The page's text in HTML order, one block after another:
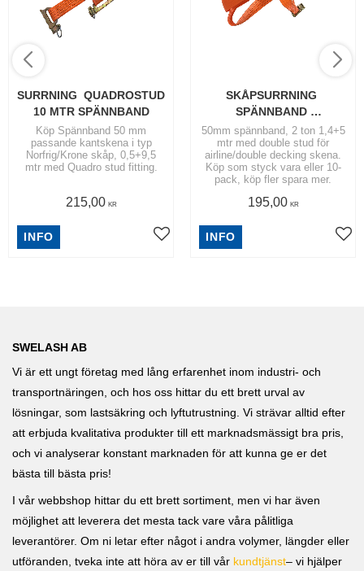
SURRNING  QUADROSTUD
10 MTR SPÄNNBAND
Köp Spännband 50 mm
passande kantskena i typ
Norfrig/Krone skåp, 0,5+9,5
mtr med Quadro stud fitting.
215,00 KR
INFO
SKÅPSURRNING
SPÄNNBAND
DOUBLESTUD
50mm spännband, 2 ton 1,4+5
mtr med double stud för
airline/double decking skena.
Köp som styck vara eller 10-
pack, köp fler spara mer.
195,00 KR
INFO
SWELASH AB
Vi är ett ungt företag med lång erfarenhet inom industri- och
transportnäringen, och hos oss hittar du ett brett urval av
lösningar, som lastsäkring och lyftutrustning. Vi strävar alltid efter
att erbjuda kvalitativa produkter till ett marknadsmässigt bra pris,
och vi analyserar konstant marknaden för att kunna ge er det
bästa till bästa pris!
I vår webbshop hittar du ett brett sortiment, men vi har även
möjlighet att leverera det mesta tack vare våra pålitliga
leverantörer. Om ni letar efter något i andra volymer, längder eller
utföranden, tveka inte att höra av er till vår kundtjänst– vi hjälper